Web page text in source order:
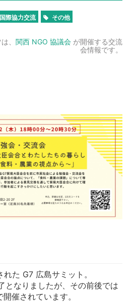
国際協力交流 その他
、 関西 NGO 協議会が開催する交流
会情報です。
た G7 広島サミット。
となりましたが、その前後では
催されています。